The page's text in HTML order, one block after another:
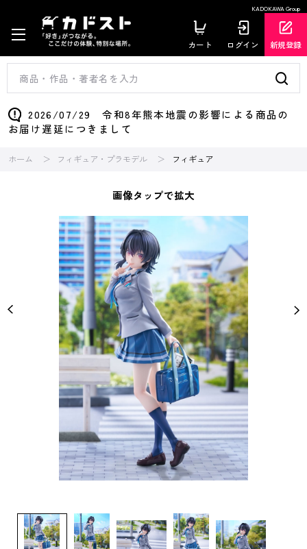
KADOKAWA Group
カート ログイン 新規登録
2026/07/29 令和8年熊本地震の影響による商品の
お届け遅延につきまして
ホーム フィギュア・プラモデル フィギュア
画像タップで拡大